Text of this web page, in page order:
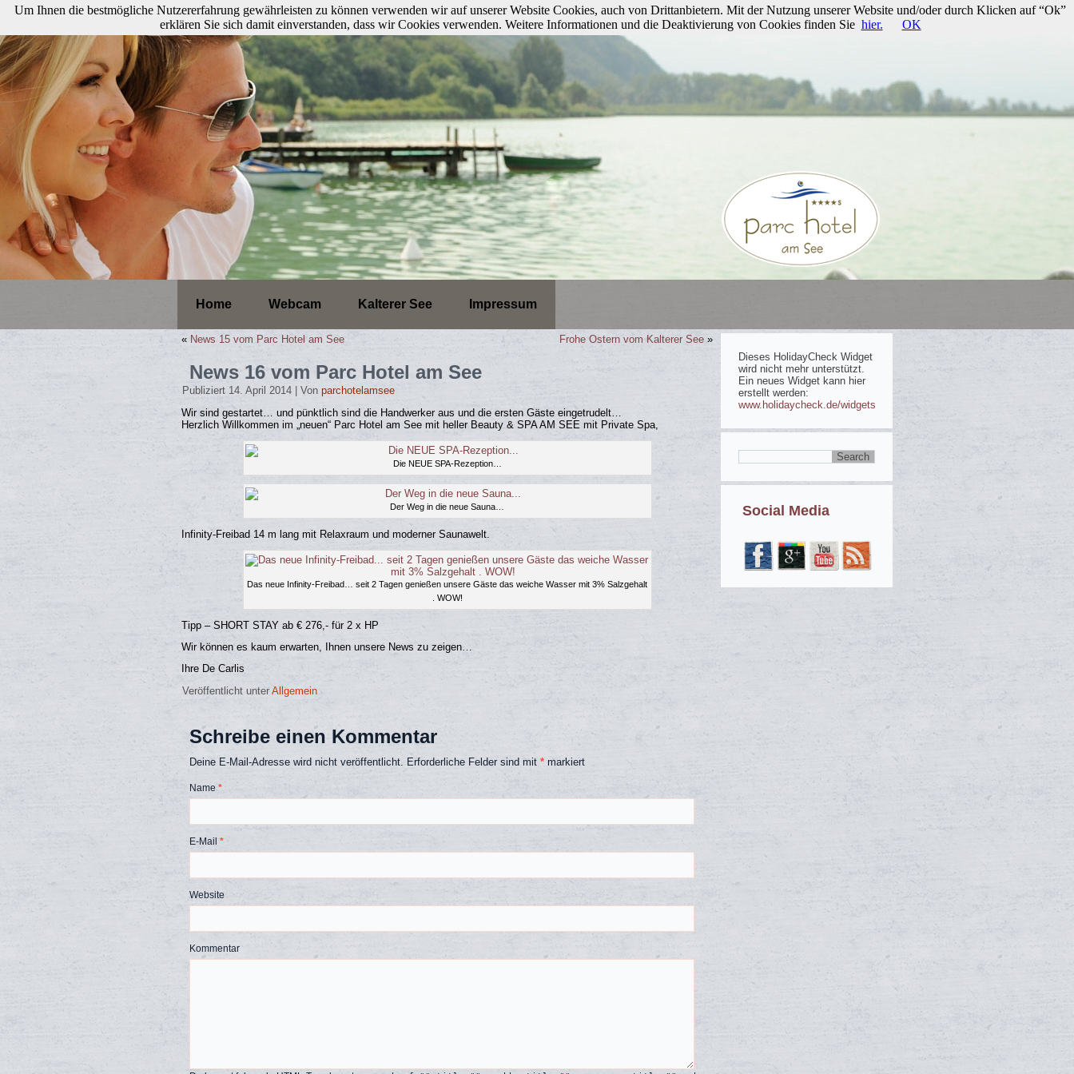
Home Webcam Kalterer See Impressum
« News 15 vom Parc Hotel am See Frohe Ostern vom Kalterer See »
News 16 vom Parc Hotel am See
Publiziert 14. April 2014 Von parchotelamsee
Wir sind gestartet… und pünktlich sind die Handwerker aus und die ersten Gäste eingetrudelt…
Herzlich Willkommen im „neuen“ Parc Hotel am See mit heller Beauty & SPA AM SEE mit Private Spa,
Die NEUE SPA-Rezeption…
Der Weg in die neue Sauna…
Infinity-Freibad 14 m lang mit Relaxraum und moderner Saunawelt.
Das neue Infinity-Freibad… seit 2 Tagen genießen unsere Gäste das weiche Wasser mit 3% Salzgehalt
. WOW!
Tipp – SHORT STAY ab € 276,- für 2 x HP
Wir können es kaum erwarten, Ihnen unsere News zu zeigen…
Ihre De Carlis
Veröffentlicht unter Allgemein
Schreibe einen Kommentar
Deine E-Mail-Adresse wird nicht veröffentlicht. Erforderliche Felder sind mit * markiert
Name *
E-Mail *
Website
Kommentar
Dieses HolidayCheck Widget
wird nicht mehr unterstützt.
Ein neues Widget kann hier
erstellt werden:
www.holidaycheck.de/widgets
Social Media
Um Ihnen die bestmögliche Nutzererfahrung gewährleisten zu können verwenden wir auf unserer Website Cookies, auch von Drittanbietern. Mit der Nutzung unserer Website und/oder durch Klicken auf “Ok”
erklären Sie sich damit einverstanden, dass wir Cookies verwenden. Weitere Informationen und die Deaktivierung von Cookies finden Sie hier. OK